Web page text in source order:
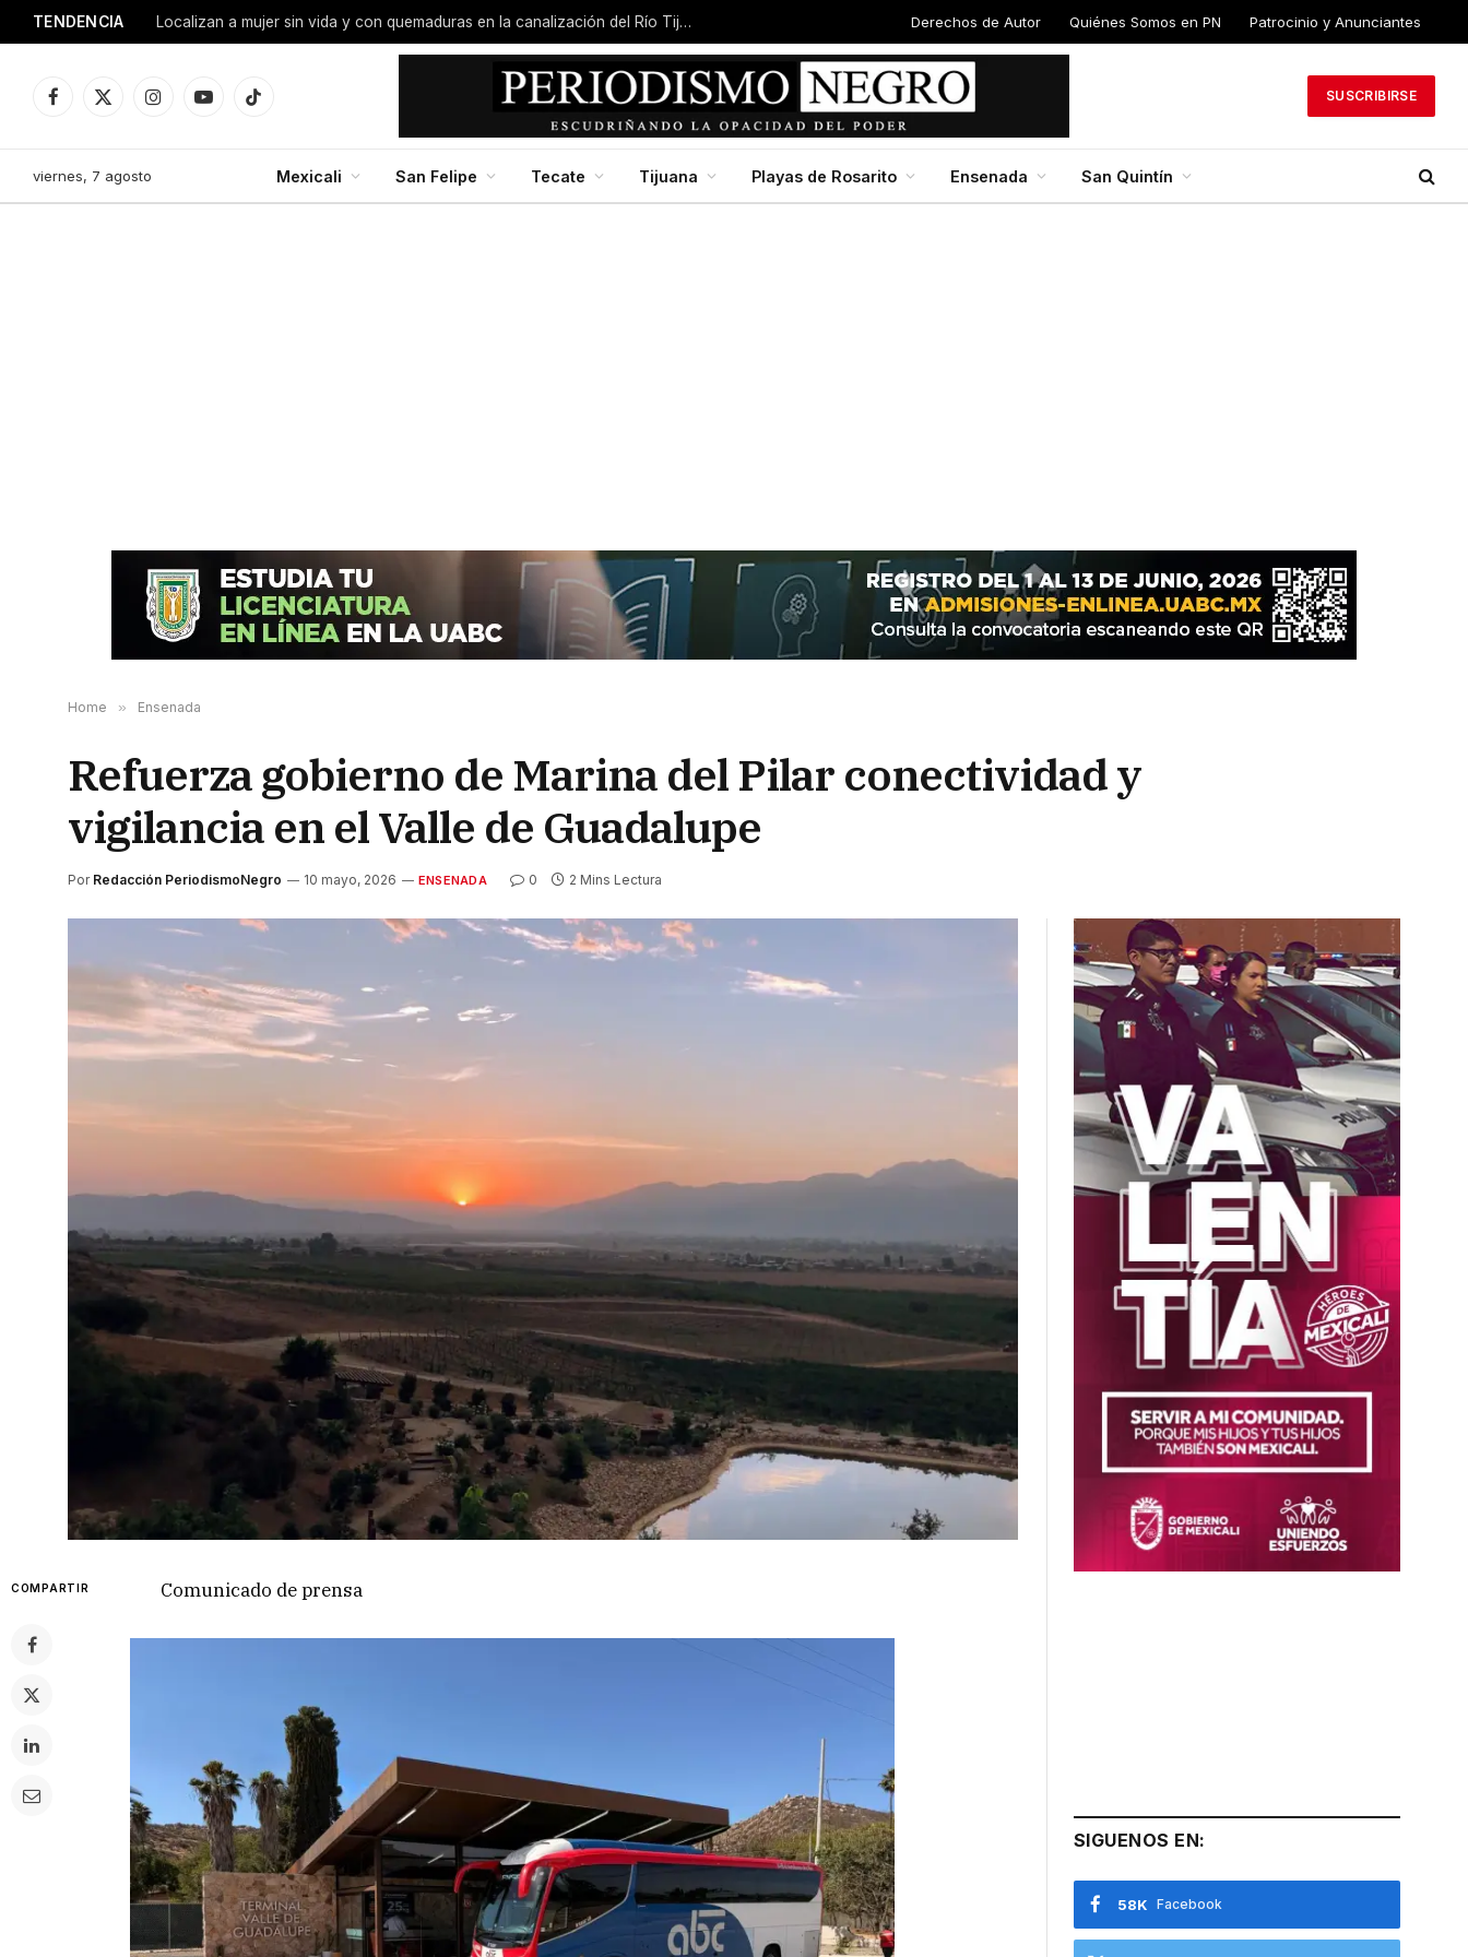
TENDENCIA Localizan a mujer sin vida y con quemaduras en la canalización del Río Tijuana Derechos de Autor Quiénes Somos en PN Patrocinio y Anunciantes
Facebook
X
InstagramYouTubeTikTok
SUSCRIBIRSE
viernes, 7 agosto Mexicali San Felipe Tecate Tijuana Playas de Rosarito Ensenada San Quintín
Home » Ensenada
Refuerza gobierno de Marina del Pilar conectividad y
vigilancia en el Valle de Guadalupe
Por Redacción PeriodismoNegro 10 mayo, 2026 ENSENADA 0 2 Mins Lectura
COMPARTIR Comunicado de prensa
SIGUENOS EN:
Facebook
58K